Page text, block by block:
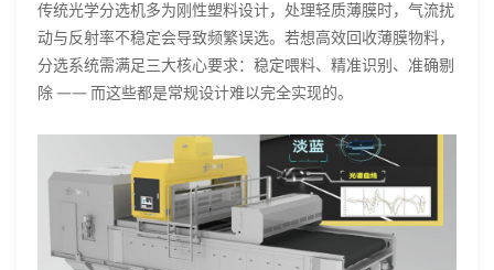
传统光学分选机多为刚性塑料设计，处理轻质薄膜时，气流扰
动与反射率不稳定会导致频繁误选。若想高效回收薄膜物料，
分选系统需满足三大核心要求：稳定喂料、精准识别、准确剔
除 —— 而这些都是常规设计难以完全实现的。